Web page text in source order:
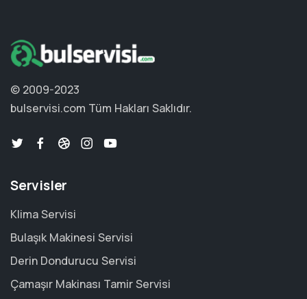
© 2009-2023
bulservisi.com Tüm Hakları Saklıdır.
Servisler
Klima Servisi
Bulaşık Makinesi Servisi
Derin Dondurucu Servisi
Çamaşır Makinası Tamir Servisi